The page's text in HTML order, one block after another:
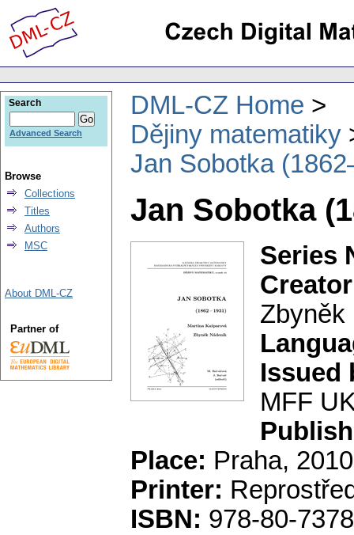
DML-CZ Home
Dějiny matematiky
Jan Sobotka
Jan Sobotka
Series
Zbyněk
Issued
MFF
Place: Praha, 2010
Printer:
ISBN: 978-80-
Search
Advanced Search
Browse
Collections
Titles
Authors
MSC
About DML-CZ
Partner of